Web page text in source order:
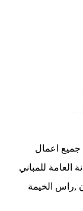
اعمال
العامة للمباني
,راس الخيمة